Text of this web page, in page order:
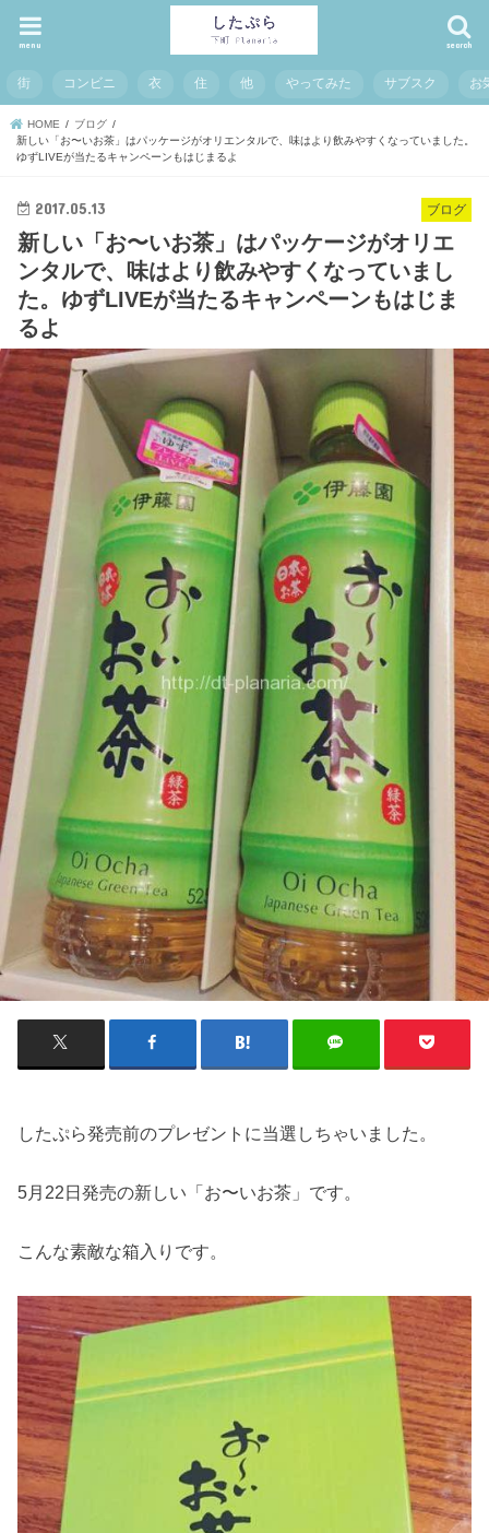
search
menu
街 コンビニ 衣 住 他 やってみた サブスク お
HOME
ブログ
新しい「お〜いお茶」はパッケージがオリエンタルで、味はより飲みやすくなっていました。
ゆずLIVEが当たるキャンペーンもはじまるよ
ブログ
2017.05.13
新しい「お〜いお茶」はパッケージがオリエ
ンタルで、味はより飲みやすくなっていまし
た。ゆずLIVEが当たるキャンペーンもはじま
るよ
したぷら発売前のプレゼントに当選しちゃいました。
5月22日発売の新しい「お〜いお茶」です。
こんな素敵な箱入りです。